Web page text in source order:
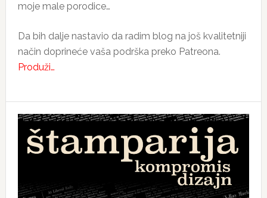
moje male porodice…
Da bih dalje nastavio da radim blog na još kvalitetniji
način doprineće vaša podrška preko Patreona.
Produži…